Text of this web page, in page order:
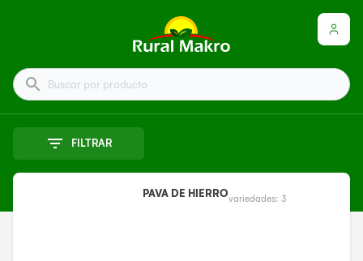
Buscar por producto
FILTRAR
PAVA DE HIERROvariedades: 3